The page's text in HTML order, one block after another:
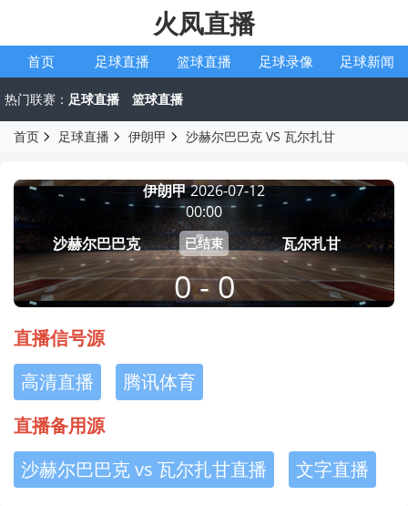
火凤直播
首页 足球直播 篮球直播 足球录像 足球新闻
热门联赛： 足球直播 篮球直播
首页 足球直播 伊朗甲 沙赫尔巴巴克 VS 瓦尔扎甘
沙赫尔巴巴克
伊朗甲2026-07-12
00:00
已结束
0 - 0
瓦尔扎甘
直播信号源
高清直播
腾讯体育
直播备用源
沙赫尔巴巴克 vs 瓦尔扎甘直播
文字直播